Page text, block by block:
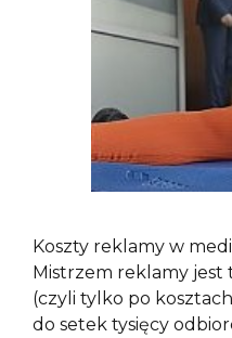
Koszty reklamy w
Mistrzem reklamy jest
(czyli tylko po
do setek tysięcy